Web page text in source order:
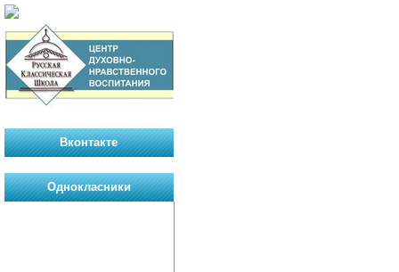
Вконтакте
Однокласники